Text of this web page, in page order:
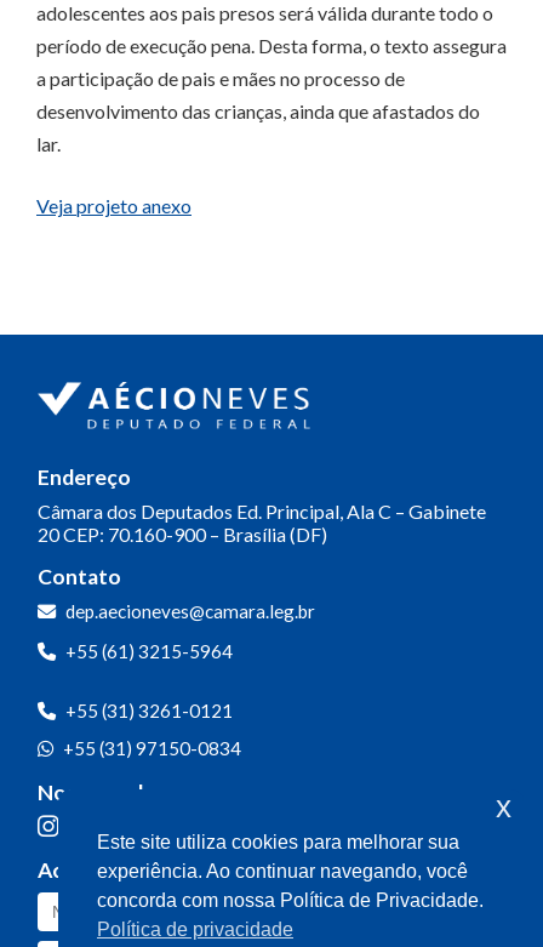
adolescentes aos pais presos será válida durante todo o
período de execução pena. Desta forma, o texto assegura
a participação de pais e mães no processo de
desenvolvimento das crianças, ainda que afastados do
lar.
Veja projeto anexo
Endereço
Câmara dos Deputados Ed. Principal, Ala C – Gabinete
20CEP: 70.160-900 – Brasília (DF)
Contato
dep.aecioneves@camara.leg.br
+55 (61) 3215-5964
+55 (31) 3261-0121
+55 (31) 97150-0834
Nossas redes
Acompanhe o meu mandato
Este site utiliza cookies para melhorar sua
experiência. Ao continuar navegando, você
concorda com nossa Política de Privacidade.
Política de privacidade
x